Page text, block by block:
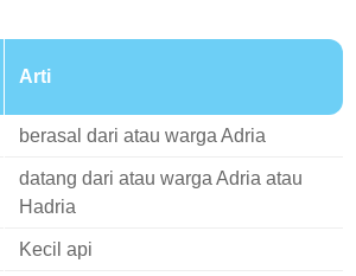
Arti
berasal dari atau warga Adria
datang dari atau warga Adria atau
Hadria
Kecil api